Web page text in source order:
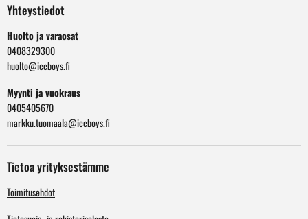
Yhteystiedot
Huolto ja varaosat
0408329300
huolto@iceboys.fi
Myynti ja vuokraus
0405405670
markku.tuomaala@iceboys.fi
Tietoa yrityksestämme
Toimitusehdot